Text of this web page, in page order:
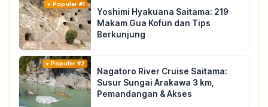
Populer #1
Yoshimi Hyakuana Saitama: 219
Makam Gua Kofun dan Tips
Berkunjung
Populer #2
Nagatoro River Cruise Saitama:
Susur Sungai Arakawa 3 km,
Pemandangan & Akses